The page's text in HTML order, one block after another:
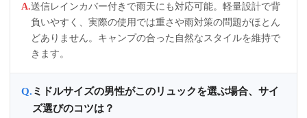
送信レインカバー付きで雨天にも対応可能。軽量設計で背
負いやすく、実際の使用では重さや雨対策の問題がほとん
どありません。キャンプの合った自然なスタイルを維持で
きます。
ミドルサイズの男性がこのリュックを選ぶ場合、サイ
ズ選びのコツは？